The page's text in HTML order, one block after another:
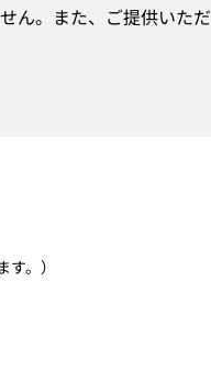
ん。また、ご提供いただ
。）